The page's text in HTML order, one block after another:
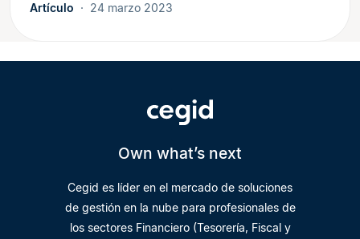
Artículo 24 marzo 2023
Own what’s next
Cegid es líder en el mercado de soluciones
de gestión en la nube para profesionales de
los sectores Financiero (Tesorería, Fiscal y